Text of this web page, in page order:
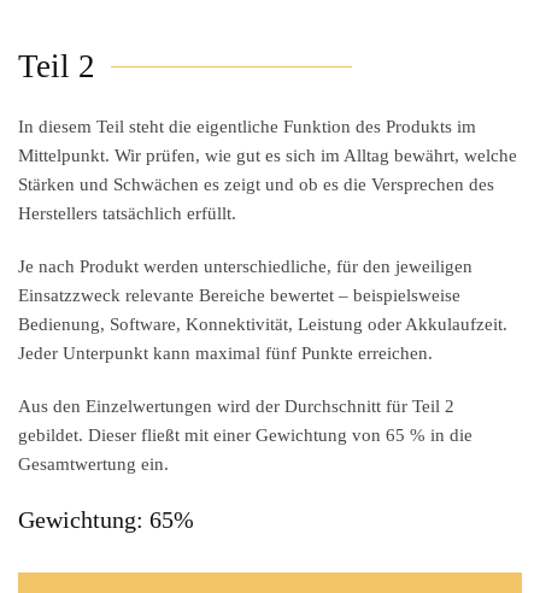
Teil 2
In diesem Teil steht die eigentliche Funktion des Produkts im
Mittelpunkt. Wir prüfen, wie gut es sich im Alltag bewährt, welche
Stärken und Schwächen es zeigt und ob es die Versprechen des
Herstellers tatsächlich erfüllt.
Je nach Produkt werden unterschiedliche, für den jeweiligen
Einsatzzweck relevante Bereiche bewertet – beispielsweise
Bedienung, Software, Konnektivität, Leistung oder Akkulaufzeit.
Jeder Unterpunkt kann maximal fünf Punkte erreichen.
Aus den Einzelwertungen wird der Durchschnitt für Teil 2
gebildet. Dieser fließt mit einer Gewichtung von 65 % in die
Gesamtwertung ein.
Gewichtung: 65%